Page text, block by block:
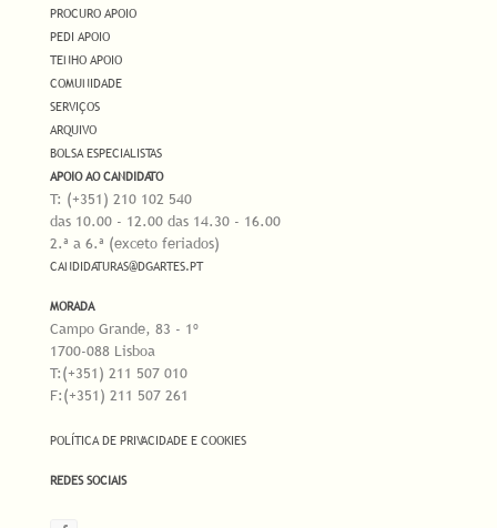
PROCURO APOIO
PEDI APOIO
TENHO APOIO
COMUNIDADE
SERVIÇOS
ARQUIVO
BOLSA ESPECIALISTAS
APOIO AO CANDIDATO
T: (+351) 210 102 540
das 10.00 - 12.00 das 14.30 - 16.00
2.ª a 6.ª (exceto feriados)
CANDIDATURAS@DGARTES.PT
MORADA
Campo Grande, 83 - 1º
1700-088 Lisboa
T:(+351) 211 507 010
F:(+351) 211 507 261
POLÍTICA DE PRIVACIDADE E COOKIES
REDES SOCIAIS